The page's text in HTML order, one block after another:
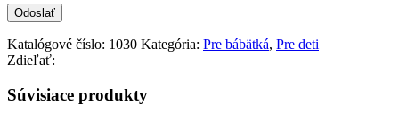
Katalógové číslo: 1030 Kategória: Pre bábätká, Pre deti
Zdieľať:
Súvisiace produkty